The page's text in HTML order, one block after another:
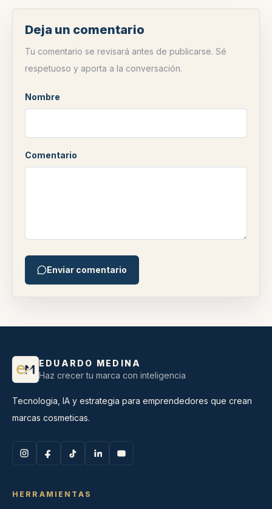
Deja un comentario
Tu comentario se revisará antes de publicarse. Sé
respetuoso y aporta a la conversación.
Nombre
Comentario
Enviar comentario
EDUARDO MEDINA
Haz crecer tu marca con inteligencia
Tecnologia, IA y estrategia para emprendedores que crean
marcas cosmeticas.
HERRAMIENTAS